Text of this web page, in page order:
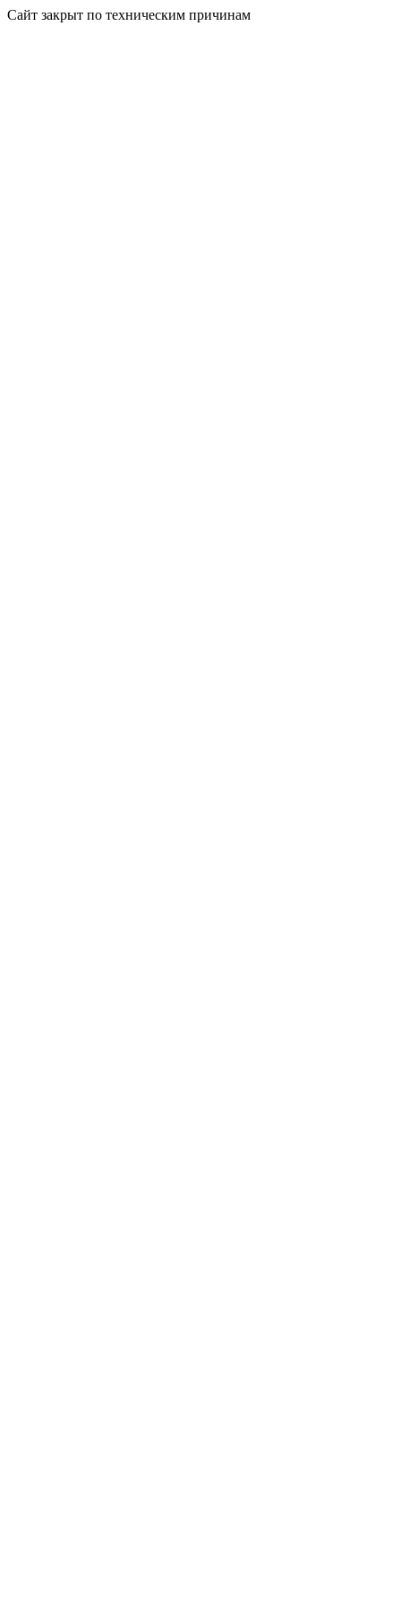
Сайт закрыт по техническим причинам